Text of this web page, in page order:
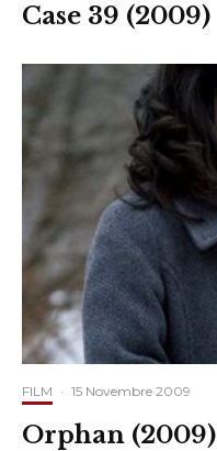
Case 39 (2009)
FILM · 15 Novembre 2009
Orphan (2009)